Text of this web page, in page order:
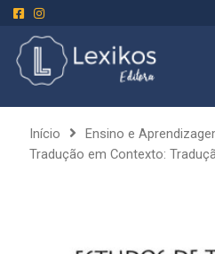
Início Ensino e
Tradução em Contexto: